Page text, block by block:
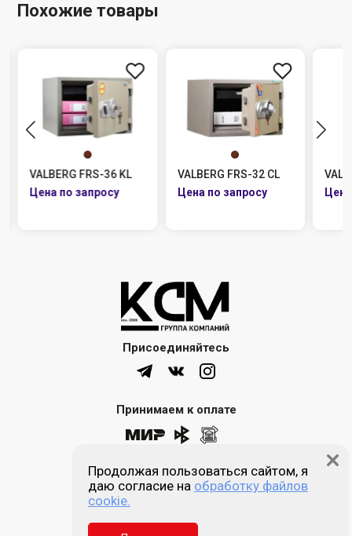
Похожие товары
VALBERG FRS-36 KL VALBERG FRS-32 CL
Присоединяйтесь
Принимаем к оплате
8 (861) 205-00-77
Звонок бесплатный
Продолжая пользоваться сайтом, я
даю согласие на обработку файлов
cookie.